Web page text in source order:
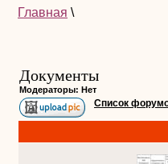
Главная \
Документы
Модераторы: Нет
Список